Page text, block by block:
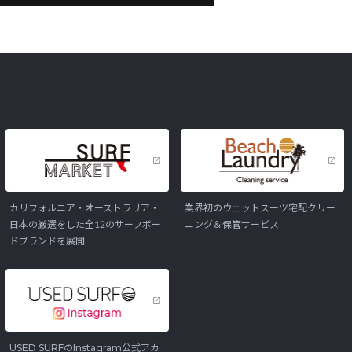
カリフォルニア・オーストラリア・
日本の厳選をした全12のサーフボー
ドブランドを展開
業界初のウェットスーツ宅配クリー
ニング＆保管サービス
USED SURFのInstagram公式アカ